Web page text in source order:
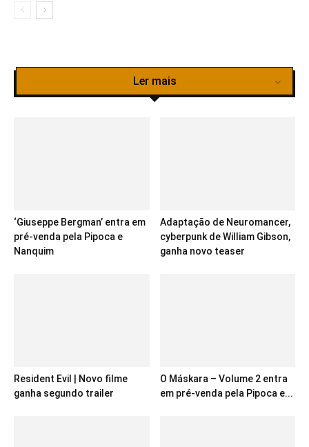
Ler mais
‘Giuseppe Bergman’ entra em
pré-venda pela Pipoca e
Nanquim
Adaptação de Neuromancer,
cyberpunk de William Gibson,
ganha novo teaser
Resident Evil | Novo filme
ganha segundo trailer
O Máskara – Volume 2 entra
em pré-venda pela Pipoca e...